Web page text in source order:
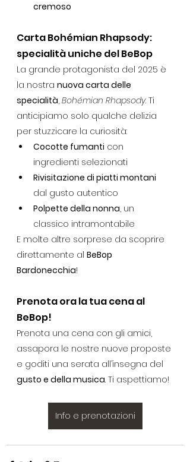
cremoso
Carta Bohémian Rhapsody:
specialità uniche del BeBop
La grande protagonista del 2025 è
la nostra nuova carta delle
specialità, Bohémian Rhapsody. Ti
anticipiamo solo qualche delizia
per stuzzicare la curiosità:
Cocotte fumanti con
ingredienti selezionati
Rivisitazione di piatti montani
dal gusto autentico
Polpette della nonna, un
classico intramontabile
E molte altre sorprese da scoprire
direttamente al BeBop
Bardonecchia!
Prenota ora la tua cena al
BeBop!
Prenota una cena con gli amici,
assapora le nostre nuove proposte
e goditi una serata all’insegna del
gusto e della musica. Ti aspettiamo!
Info e prenotazioni